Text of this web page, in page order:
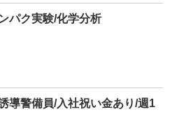
パク実験/化学分析
導警備員/入社祝い金あり/週1